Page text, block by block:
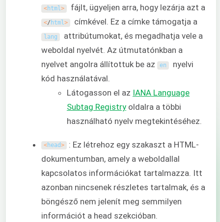
<html> fájlt, ügyeljen arra, hogy lezárja azt a
</ html> címkével. Ez a címke támogatja a
lang attribútumokat, és megadhatja vele a
weboldal nyelvét. Az útmutatónkban a
nyelvet angolra állítottuk be az
en nyelvi
kód használatával.
Látogasson el az IANA Language
Subtag Registry oldalra a többi
használható nyelv megtekintéséhez.
<head> : Ez létrehoz egy szakaszt a HTML-
dokumentumban, amely a weboldallal
kapcsolatos információkat tartalmazza. Itt
azonban nincsenek részletes tartalmak, és a
böngésző nem jelenít meg semmilyen
információt a head szekcióban.